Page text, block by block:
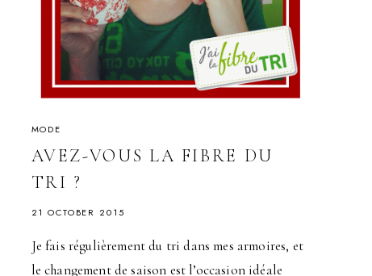
MODE
AVEZ-VOUS LA FIBRE DU
TRI ?
21 OCTOBER 2015
Je fais régulièrement du tri dans mes armoires, et
le changement de saison est l’occasion idéale